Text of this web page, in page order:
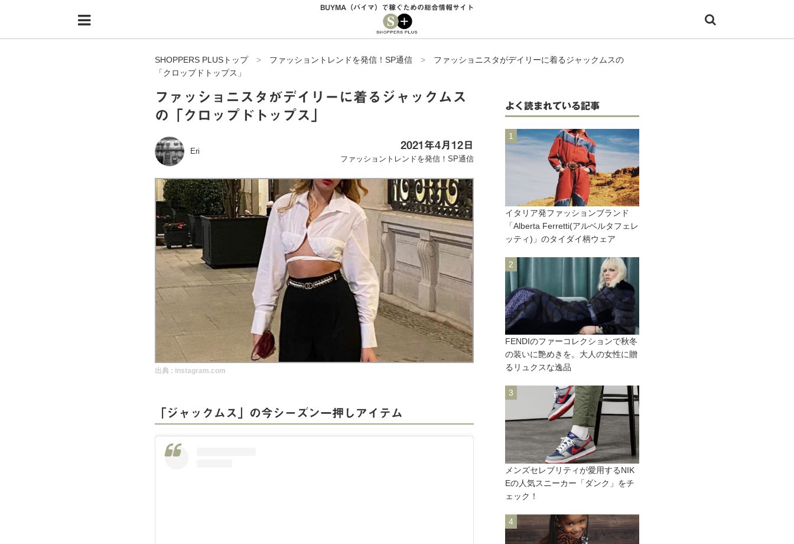
HOME
無在庫で自由気ままに稼ぐ！バイマ実践記
バイマの疑問に現役パーソナルショッパーが答えてみた
バイマ活動の疑問に売れっ子現役バイヤーが答えてみた
BUYMA（バイマ）で稼ぐための総合情報サイト
SHOPPERS PLUSトップ> ファッショントレンドを発信！SP通信 > ファッショニスタがデイリーに着るジャックムスの
「クロップドトップス」
ファッショニスタがデイリーに着るジャックムス
の「クロップドトップス」
Eri
2021年4月12日
ファッショントレンドを発信！SP通信
出典 : instagram.com
「ジャックムス」の今シーズン一押しアイテム
よく読まれている記事
イタリア発ファッションブランド
「Alberta Ferretti(アルベルタフェレ
ッティ)」のタイダイ柄ウェア
FENDIのファーコレクションで秋冬
の装いに艶めきを。大人の女性に贈
るリュクスな逸品
メンズセレブリティが愛用するNIK
Eの人気スニーカー「ダンク」をチ
ェック！